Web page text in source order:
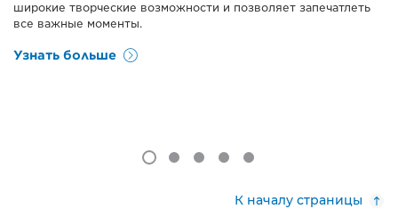
широкие творческие возможности и позволяет запечатлеть
все важные моменты.
Узнать больше
К началу страницы